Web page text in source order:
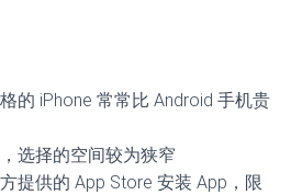
的 iPhone 常常比 Android 手机贵
选择的空间较为狭窄
提供的 App Store 安装 App，限